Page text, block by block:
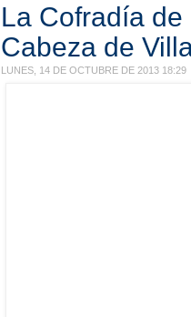
La Cofradía
Cabeza de
LUNES, 14 DE OCTUBRE DE 2013 18:29